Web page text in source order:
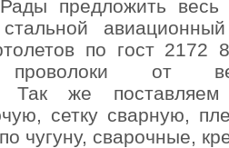
предложить весь
по гост 2172
проволоки от
Так же
сетку сварную,
чугуну, сварочные,